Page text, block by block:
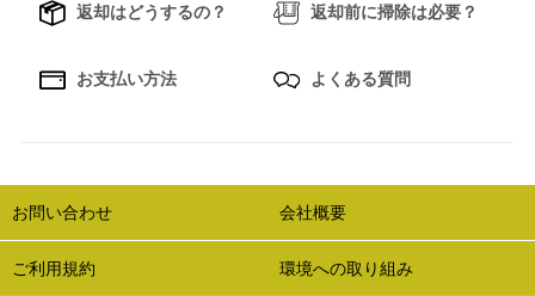
返却はどうするの？ 返却前に掃除は必要？
お支払い方法 よくある質問
お問い合わせ 会社概要
ご利用規約 環境への取り組み